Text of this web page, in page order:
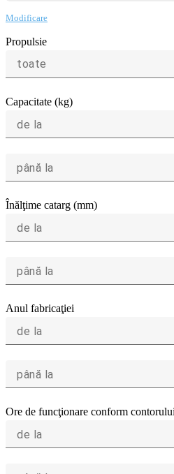
Modificare
Propulsie
toate
Capacitate (kg)
de la
până la
Înălţime catarg (mm)
de la
până la
Anul fabricaţiei
de la
până la
Ore de funcţionare conform
de la